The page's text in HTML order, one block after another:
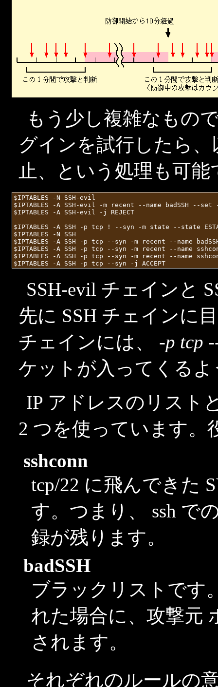
もう少し複雑なもの
グインを試行したら
止、という処理も可能
$IPTABLES -N SSH-evil
$IPTABLES -A SSH-evil -m recent --name badSSH
$IPTABLES -A SSH-evil -j REJECT
$IPTABLES -A SSH -p tcp ! --syn -m state --state
$IPTABLES -N SSH
$IPTABLES -A SSH -p tcp --syn -m recent --name
$IPTABLES -A SSH -p tcp --syn -m recent --name
$IPTABLES -A SSH -p tcp --syn -m recent --name
$IPTABLES -A SSH -p tcp --syn -j ACCEPT
SSH-evil チェインと
先に SSH チェインに
チェインには、 -p tcp
ケットが入ってくる
IP アドレスのリスト
2 つを使っています。
sshconn
tcp/22 に飛んできた
す。つまり、 ssh で
録が残ります。
badSSH
ブラックリストです
れた場合に、攻撃元
されます。
それぞれのルールの